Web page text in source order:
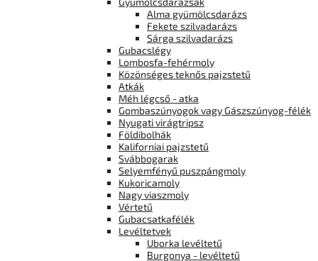
Alma gyümölcsdarázs
Fekete szilvadarázs
Sárga szilvadarázs
Gubacslégy
Lombosfa-fehérmoly
Közönséges teknős pajzstetű
Atkák
Méh légcső - atka
Gombaszúnyogok vagy Gászszúnyog-félék
Nyugati virágtripsz
Földibolhák
Kaliforniai pajzstetű
Svábbogarak
Selyemfényű puszpángmoly
Kukoricamoly
Nagy viaszmoly
Vértetű
Gubacsatkafélék
Levéltetvek
Uborka levéltetű
Burgonya - levéltetű